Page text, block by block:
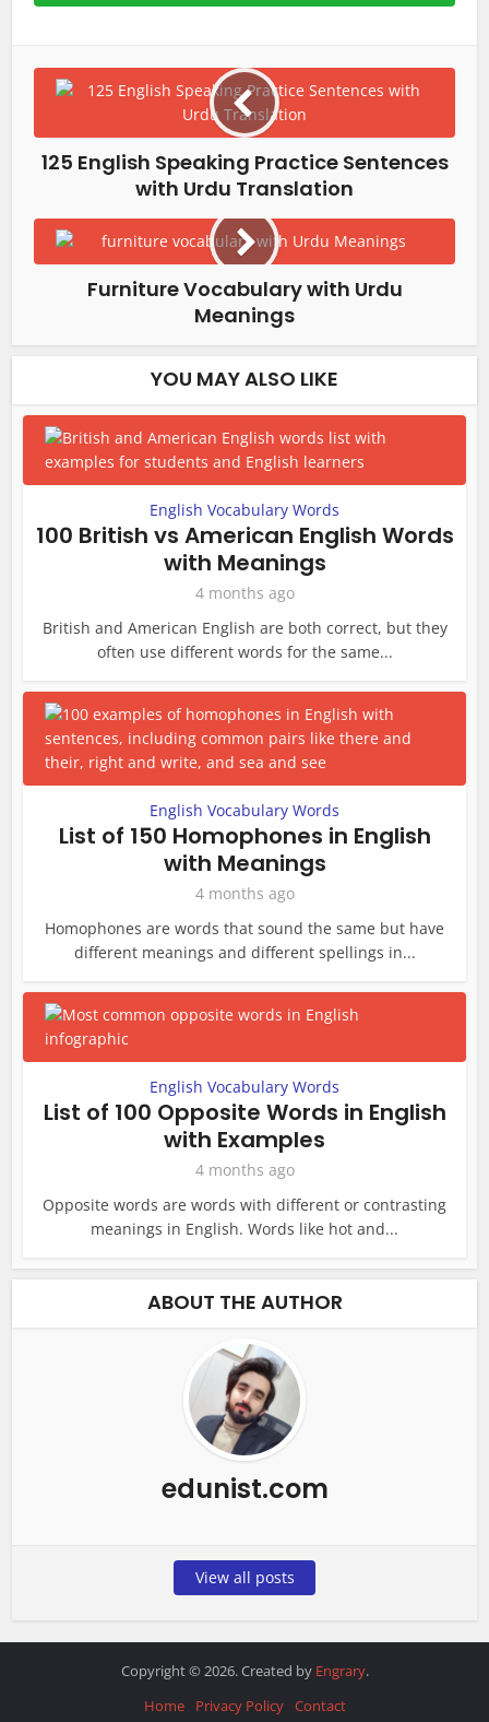
125 English Speaking Practice Sentences
with Urdu Translation
Furniture Vocabulary with Urdu
Meanings
YOU MAY ALSO LIKE
English Vocabulary Words
100 British vs American English Words
with Meanings
4 months ago
British and American English are both correct, but they
often use different words for the same...
English Vocabulary Words
List of 150 Homophones in English
with Meanings
4 months ago
Homophones are words that sound the same but have
different meanings and different spellings in...
English Vocabulary Words
List of 100 Opposite Words in English
with Examples
4 months ago
Opposite words are words with different or contrasting
meanings in English. Words like hot and...
ABOUT THE AUTHOR
edunist.com
View all posts
Copyright © 2026. Created by Engrary.
Home
Privacy Policy Contact